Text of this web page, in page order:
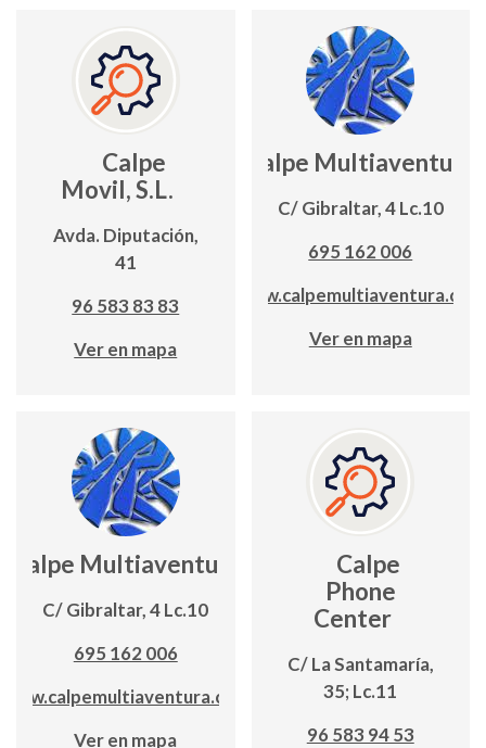
Calpe
Movil, S.L.
Avda. Diputación,
41
96 583 83 83
Ver en mapa
Calpe Multiaventura
C/ Gibraltar, 4 Lc.10
695 162 006
www.calpemultiaventura.com
Ver en mapa
Calpe Multiaventura
C/ Gibraltar, 4 Lc.10
695 162 006
www.calpemultiaventura.com
Ver en mapa
Calpe
Phone
Center
C/ La Santamaría,
35; Lc.11
96 583 94 53